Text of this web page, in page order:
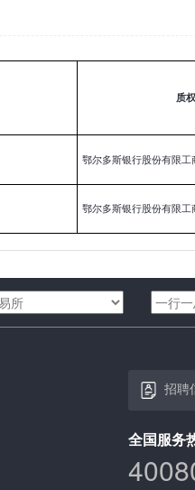
质
鄂尔多斯银行股份有限工
鄂尔多斯银行股份有限工
招聘
全国服务